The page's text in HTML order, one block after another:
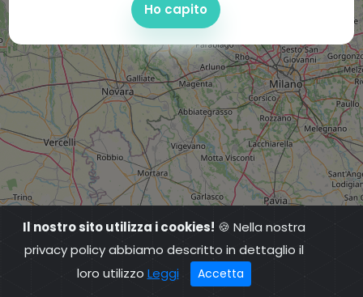
Ho capito
Il nostro sito utilizza i cookies! 🍪 Nella nostra
privacy policy abbiamo descritto in dettaglio il
loro utilizzo Leggi Accetta